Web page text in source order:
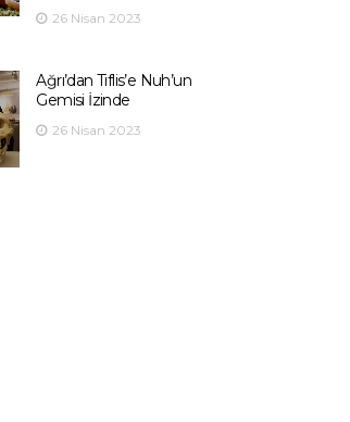
26 Nisan 2023
Ağrı’dan Tiflis’e Nuh’un
Gemisi İzinde
26 Nisan 2023